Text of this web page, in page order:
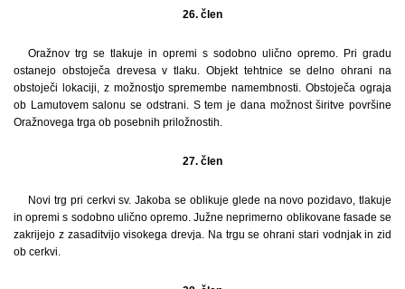
26. člen
Oražnov trg se tlakuje in opremi s sodobno ulično opremo. Pri gradu
ostanejo obstoječa drevesa v tlaku. Objekt tehtnice se delno ohrani na
obstoječi lokaciji, z možnostjo spremembe namembnosti. Obstoječa ograja
ob Lamutovem salonu se odstrani. S tem je dana možnost širitve površine
Oražnovega trga ob posebnih priložnostih.
27. člen
Novi trg pri cerkvi sv. Jakoba se oblikuje glede na novo pozidavo, tlakuje
in opremi s sodobno ulično opremo. Južne neprimerno oblikovane fasade se
zakrijejo z zasaditvijo visokega drevja. Na trgu se ohrani stari vodnjak in zid
ob cerkvi.